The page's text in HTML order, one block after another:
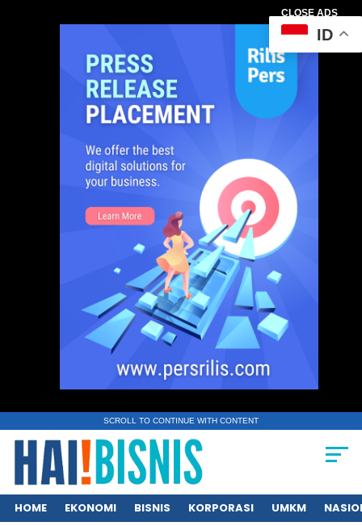
CLOSE ADS
SCROLL TO CONTINUE WITH CONTENT
HOME EKONOMI BISNIS KORPORASI UMKM
ID